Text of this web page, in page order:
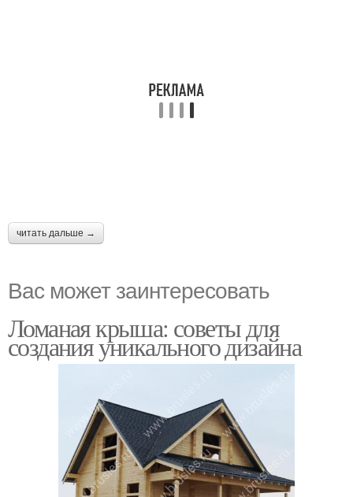
читать дальше →
Вас может заинтересовать
Ломаная крыша: советы для
создания уникального дизайна